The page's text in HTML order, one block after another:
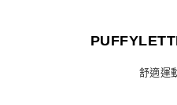
每筆NT$80，滿NT$1,500(含以上
舒適運